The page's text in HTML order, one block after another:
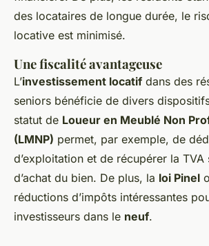
des locataires de longue durée, le
locative est minimisé.
Une fiscalité avantageuse
L’investissement locatifdans des
seniors bénéficie de divers
statut de Loueur en Meublé Non
(LMNP) permet, par exemple, de
d’exploitation et de récupérer la TVA
d’achat du bien. De plus, la loi Pinel
réductions d’impôts intéressantes
investisseurs dans le neuf.